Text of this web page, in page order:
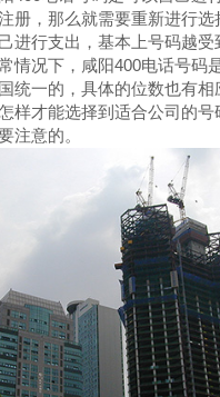
册，那么就需要重新进行
进行支出，基本上号码越
情况下，咸阳400电话号码
统一的，具体的位数也有
样才能选择到适合公司的
注意的。